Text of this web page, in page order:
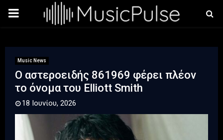
PRIMARY
Music News
Ο αστεροειδής 861969 φέρει πλέον
το όνομα του Elliott Smith
18 Ιουνίου, 2026